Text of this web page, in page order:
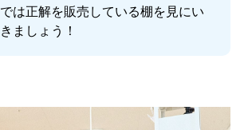
では正解を販売している棚を見にい
きましょう！